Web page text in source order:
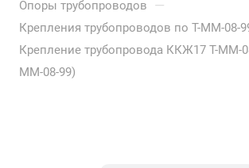
Опоры трубопроводов —
Крепления трубопроводов по Т-ММ-08-
Крепление трубопровода ККЖ17 Т-ММ-
ММ-08-99)